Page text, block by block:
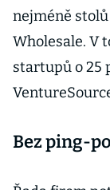
nejméně
Wholesale. V
startupů o 25
Bez ping-